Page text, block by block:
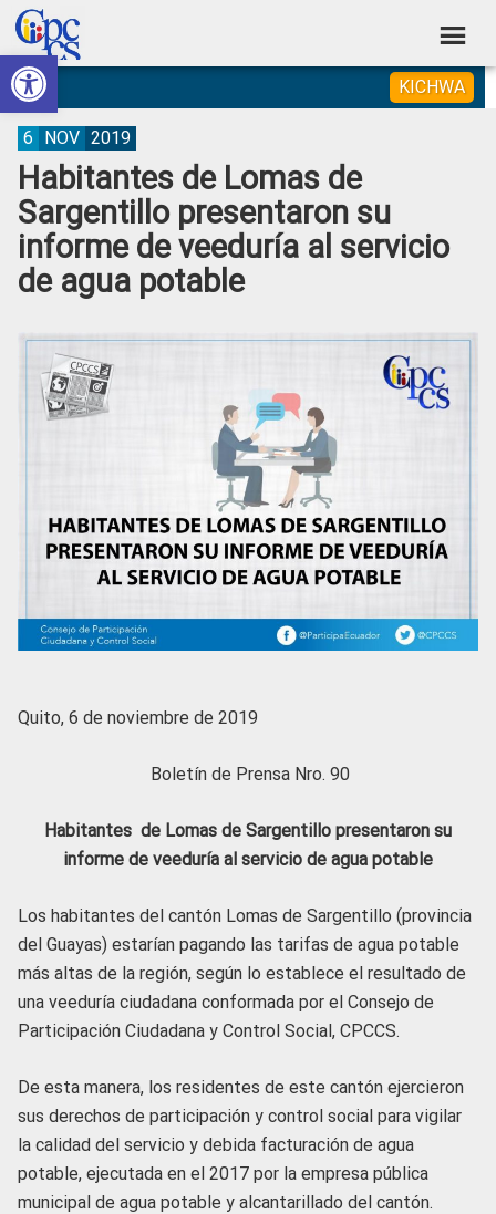
Abrir barra de herramientas
Skip
to
primary
navigation
Skip
to
main
content
Skip
to
primary
sidebar
Skip
to
footer
Consejo
de
Participación
Ciudadana
Control
Social
Construyendo
Poder
Ciudadano
KICHWA
Habitantes de Lomas de
Sargentillo presentaron su
informe de veeduría al servicio
de agua potable
6 NOV 2019
Quito, 6 de noviembre de 2019
Boletín de Prensa Nro. 90
Habitantes de Lomas de Sargentillo presentaron su
informe de veeduría al servicio de agua potable
Los habitantes del cantón Lomas de Sargentillo (provincia
del Guayas) estarían pagando las tarifas de agua potable
más altas de la región, según lo establece el resultado de
una veeduría ciudadana conformada por el Consejo de
Participación Ciudadana y Control Social, CPCCS.
De esta manera, los residentes de este cantón ejercieron
sus derechos de participación y control social para vigilar
la calidad del servicio y debida facturación de agua
potable, ejecutada en el 2017 por la empresa pública
municipal de agua potable y alcantarillado del cantón.